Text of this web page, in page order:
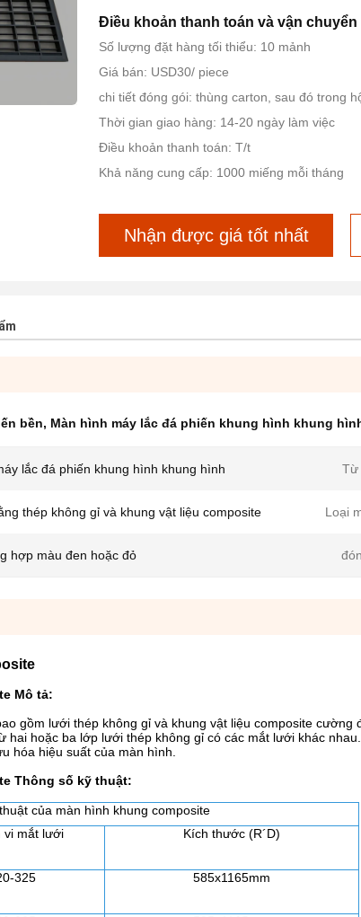
Điều khoản thanh toán và vận chuyển
Số lượng đặt hàng tối thiểu: 10 mảnh
Giá bán: USD30/ piece
chi tiết đóng gói: thùng carton, sau đó trong
Thời gian giao hàng: 14-20 ngày làm việc
Điều khoản thanh toán: T/t
Khả năng cung cấp: 1000 miếng mỗi tháng
Nhận được giá tốt nhất
bền, Màn hình máy lắc đá phiến khung hình khung
lắc đá phiến khung hình khung hình Từ
thép không gỉ và khung vật liệu composite Loại
hợp màu đen hoặc đỏ
Mô tả:
gồm lưới thép không gỉ và khung vật liệu composite
hoặc ba lớp lưới thép không gỉ có các mắt lưới khác
hóa hiệu suất của màn hình.
Thông số kỹ thuật:
của màn hình khung composite
vi mắt lưới Kích thước (R´D)
325 585x1165mm